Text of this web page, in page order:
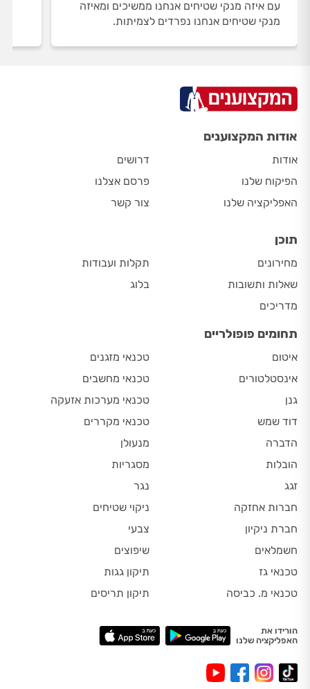
עם איזה מנקי שטיחים אנחנו ממשיכים ומאיזה
מנקי שטיחים אנחנו נפרדים לצמיתות.
אודות המקצוענים
אודות
הפיקוח שלנו
האפליקציה שלנו
דרושים
פרסם אצלנו
צור קשר
תוכן
מחירונים
שאלות ותשובות
מדריכים
תקלות ועבודות
בלוג
תחומים פופולריים
איטום
אינסטלטורים
גנן
דוד שמש
הדברה
הובלות
זגג
חברות אחזקה
חברת ניקיון
חשמלאים
טכנאי גז
טכנאי מ. כביסה
טכנאי מזגנים
טכנאי מחשבים
טכנאי מערכות אזעקה
טכנאי מקררים
מנעולן
מסגריות
נגר
ניקוי שטיחים
צבעי
שיפוצים
תיקון גגות
תיקון תריסים
הורידו את
האפליקציה שלנו